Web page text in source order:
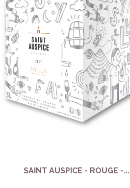
SAINT AUSPICE - ROUGE -...